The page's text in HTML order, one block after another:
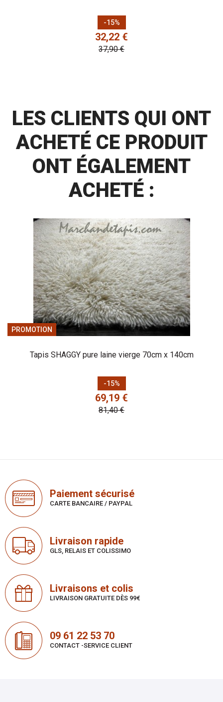
-15%
Prix
32,22 €
Prix de base
37,90 €
LES CLIENTS QUI ONT
ACHETÉ CE PRODUIT
ONT ÉGALEMENT
ACHETÉ :
PROMOTION
Tapis SHAGGY pure laine vierge 70cm x 140cm
-15%
Prix
69,19 €
Prix de base
81,40 €
Paiement sécurisé
CARTE BANCAIRE / PAYPAL
Livraison rapide
GLS, RELAIS ET COLISSIMO
Livraisons et colis
LIVRAISON GRATUITE DÈS 99€
09 61 22 53 70
CONTACT -SERVICE CLIENT